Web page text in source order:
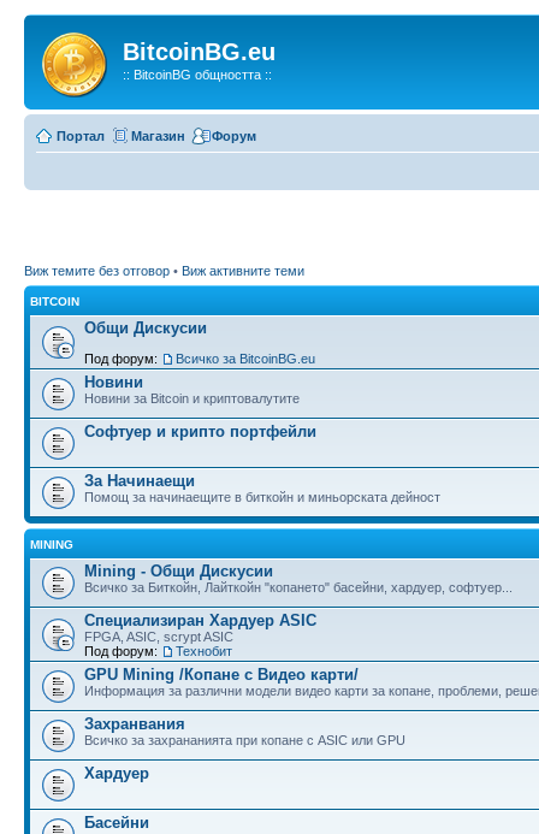
BitcoinBG.eu
:: BitcoinBG общността ::
Портал Магазин Форум
Виж темите без отговор • Виж активните теми
BITCOIN
Общи Дискусии
Под форум: Всичко за BitcoinBG.eu
Новини
Новини за Bitcoin и криптовалутите
Софтуер и крипто портфейли
За Начинаещи
Помощ за начинаещите в биткойн и миньорската дейност
MINING
Mining - Общи Дискусии
Всичко за Биткойн, Лайткойн "копането" басейни, хардуер, софтуер...
Специализиран Хардуер ASIC
FPGA, ASIC, scrypt ASIC
Под форум:
Технобит
GPU Mining /Копане с Видео карти/
Информация за различни модели видео карти за копане, проблеми,
Захранвания
Всичко за захрананията при копане с ASIC или GPU
Хардуер
Басейни